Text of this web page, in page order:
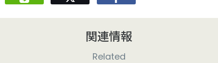
関連情報
Related